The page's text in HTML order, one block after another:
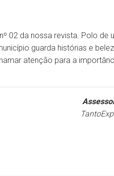
02 da nossa revista. Polo de
guarda histórias e
atenção para a